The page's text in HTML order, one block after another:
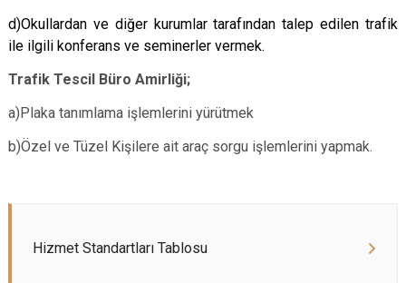
d)Okullardan ve diğer kurumlar tarafından talep edilen trafik
ile ilgili konferans ve seminerler vermek.
Trafik Tescil Büro Amirliği;
a)Plaka tanımlama işlemlerini yürütmek
b)Özel ve Tüzel Kişilere ait araç sorgu işlemlerini yapmak.
Hizmet Standartları Tablosu